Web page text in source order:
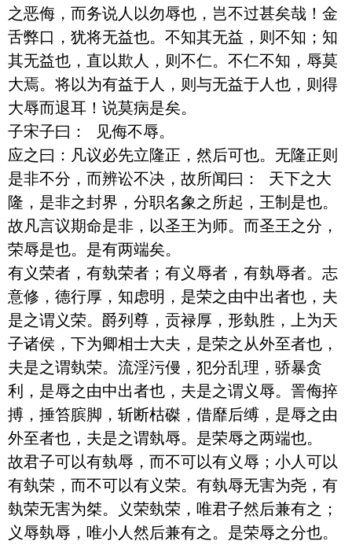
之恶侮，而务说人以勿辱也，岂不过甚矣哉！金
舌弊口，犹将无益也。不知其无益，则不知；知
其无益也，直以欺人，则不仁。不仁不知，辱莫
大焉。将以为有益于人，则与无益于人也，则得
大辱而退耳！说莫病是矣。
子宋子曰： 见侮不辱。
应之曰：凡议必先立隆正，然后可也。无隆正则
是非不分，而辨讼不决，故所闻曰： 天下之大
隆，是非之封界，分职名象之所起，王制是也。
故凡言议期命是非，以圣王为师。而圣王之分，
荣辱是也。是有两端矣。
有义荣者，有埶荣者；有义辱者，有埶辱者。志
意修，德行厚，知虑明，是荣之由中出者也，夫
是之谓义荣。爵列尊，贡禄厚，形埶胜，上为天
子诸侯，下为卿相士大夫，是荣之从外至者也，
夫是之谓埶荣。流淫污僈，犯分乱理，骄暴贪
利，是辱之由中出者也，夫是之谓义辱。詈侮捽
搏，捶笞膑脚，斩断枯磔，借靡后缚，是辱之由
外至者也，夫是之谓埶辱。是荣辱之两端也。
故君子可以有埶辱，而不可以有义辱；小人可以
有埶荣，而不可以有义荣。有埶辱无害为尧，有
埶荣无害为桀。义荣埶荣，唯君子然后兼有之；
义辱埶辱，唯小人然后兼有之。是荣辱之分也。